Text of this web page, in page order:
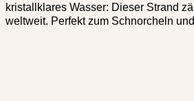
kristallklares Wasser: Dieser Strand
weltweit. Perfekt zum Schnorcheln